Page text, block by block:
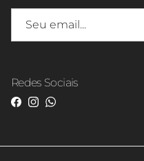
Redes Sociais
Facebook
Instagram
WhatsApp